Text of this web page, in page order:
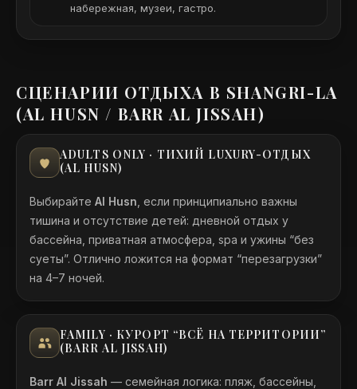
набережная, музеи, гастро.
СЦЕНАРИИ ОТДЫХА В SHANGRI-LA
(AL HUSN / BARR AL JISSAH)
ADULTS ONLY · ТИХИЙ LUXURY-ОТДЫХ
(AL HUSN)
Выбирайте Al Husn , если принципиально важны
тишина и отсутствие детей: дневной отдых у
бассейна, приватная атмосфера, spa и ужины “без
суеты”. Отлично ложится на формат “перезагрузки”
на 4–7 ночей.
FAMILY · КУРОРТ “ВСЁ НА ТЕРРИТОРИИ”
(BARR AL JISSAH)
Barr Al Jissah — семейная логика: пляж, бассейны,